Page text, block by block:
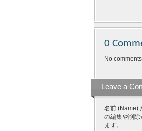
0
No
Leave a
名前 (Name)
の編集や削
ます。